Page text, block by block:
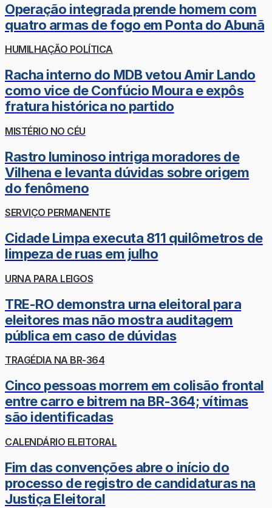
Operação integrada prende homem com
quatro armas de fogo em Ponta do Abunã
HUMILHAÇÃO POLÍTICA
Racha interno do MDB vetou Amir Lando
como vice de Confúcio Moura e expôs
fratura histórica no partido
MISTÉRIO NO CÉU
Rastro luminoso intriga moradores de
Vilhena e levanta dúvidas sobre origem
do fenômeno
SERVIÇO PERMANENTE
Cidade Limpa executa 811 quilômetros de
limpeza de ruas em julho
URNA PARA LEIGOS
TRE-RO demonstra urna eleitoral para
eleitores mas não mostra auditagem
pública em caso de dúvidas
TRAGÉDIA NA BR-364
Cinco pessoas morrem em colisão frontal
entre carro e bitrem na BR-364; vítimas
são identificadas
CALENDÁRIO ELEITORAL
Fim das convenções abre o início do
processo de registro de candidaturas na
Justiça Eleitoral